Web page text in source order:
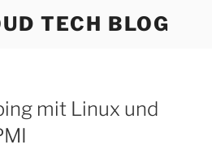
TECH BLOG
mit Linux und